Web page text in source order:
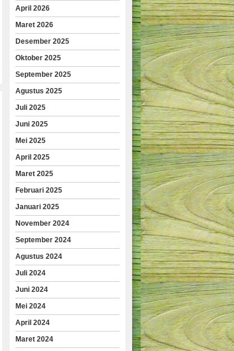
April 2026
Maret 2026
Desember 2025
Oktober 2025
September 2025
Agustus 2025
Juli 2025
Juni 2025
Mei 2025
April 2025
Maret 2025
Februari 2025
Januari 2025
November 2024
September 2024
Agustus 2024
Juli 2024
Juni 2024
Mei 2024
April 2024
Maret 2024